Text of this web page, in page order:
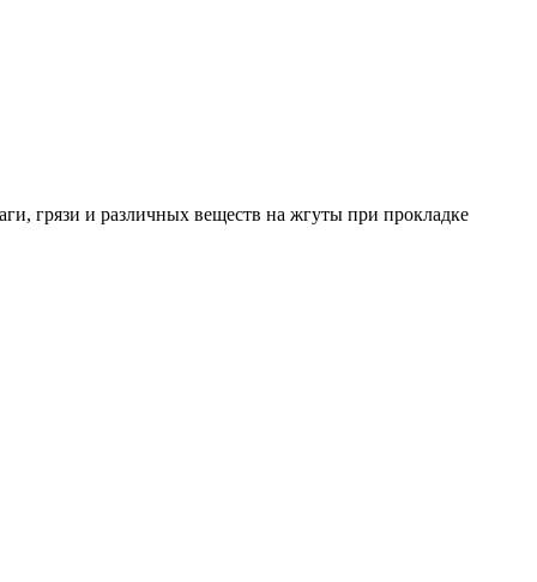
грязи и различных веществ на жгуты при прокладке